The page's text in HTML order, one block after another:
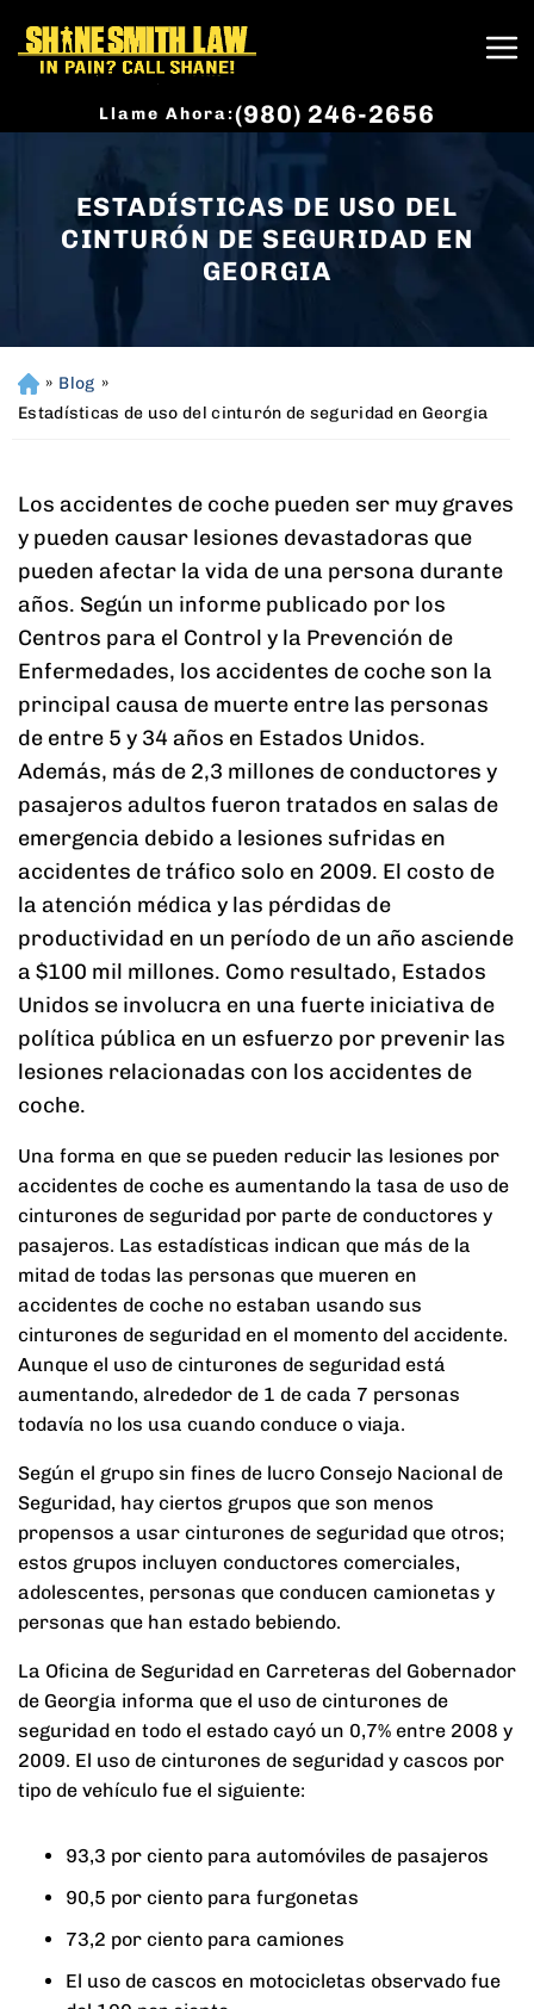
Llame Ahora:(980) 246-2656
ESTADÍSTICAS DE USO DEL
CINTURÓN DE SEGURIDAD EN
GEORGIA
H
o
» Blog »
Estadísticas de uso del cinturón de seguridad en Georgia
Los accidentes de coche pueden ser muy graves
y pueden causar lesiones devastadoras que
pueden afectar la vida de una persona durante
años. Según un informe publicado por los
Centros para el Control y la Prevención de
Enfermedades, los accidentes de coche son la
principal causa de muerte entre las personas
de entre 5 y 34 años en Estados Unidos.
Además, más de 2,3 millones de conductores y
pasajeros adultos fueron tratados en salas de
emergencia debido a lesiones sufridas en
accidentes de tráfico solo en 2009. El costo de
la atención médica y las pérdidas de
productividad en un período de un año asciende
a $100 mil millones. Como resultado, Estados
Unidos se involucra en una fuerte iniciativa de
política pública en un esfuerzo por prevenir las
lesiones relacionadas con los accidentes de
coche.
Una forma en que se pueden reducir las lesiones por
accidentes de coche es aumentando la tasa de uso de
cinturones de seguridad por parte de conductores y
pasajeros. Las estadísticas indican que más de la
mitad de todas las personas que mueren en
accidentes de coche no estaban usando sus
cinturones de seguridad en el momento del accidente.
Aunque el uso de cinturones de seguridad está
aumentando, alrededor de 1 de cada 7 personas
todavía no los usa cuando conduce o viaja.
Según el grupo sin fines de lucro Consejo Nacional de
Seguridad, hay ciertos grupos que son menos
propensos a usar cinturones de seguridad que otros;
estos grupos incluyen conductores comerciales,
adolescentes, personas que conducen camionetas y
personas que han estado bebiendo.
La Oficina de Seguridad en Carreteras del Gobernador
de Georgia informa que el uso de cinturones de
seguridad en todo el estado cayó un 0,7% entre 2008 y
2009. El uso de cinturones de seguridad y cascos por
tipo de vehículo fue el siguiente:
93,3 por ciento para automóviles de pasajeros
90,5 por ciento para furgonetas
73,2 por ciento para camiones
El uso de cascos en motocicletas observado fue